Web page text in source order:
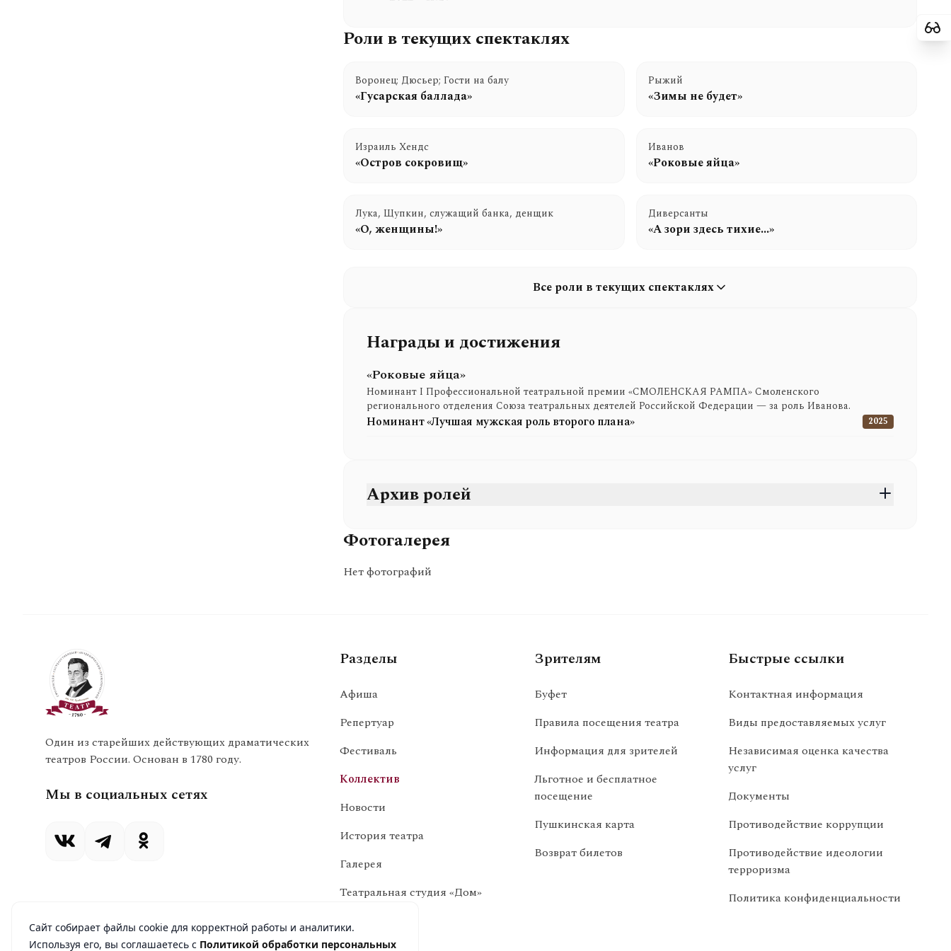
Роли в текущих спектаклях
Воронец; Дюсьер; Гости на балу
«Гусарская баллада»
Рыжий
«Зимы не будет»
Израиль Хендс
«Остров сокровищ»
Иванов
«Роковые яйца»
Лука, Щупкин, служащий банка, денщик
«О, женщины!»
Диверсанты
«А зори здесь тихие...»
Все роли в текущих спектаклях
Награды и достижения
«Роковые яйца»
Номинант I Профессиональной театральной премии «СМОЛЕНСКАЯ РАМПА» Смоленского
регионального отделения Союза театральных деятелей Российской Федерации — за роль Иванова.
Номинант «Лучшая мужская роль второго плана» 2025
Архив ролей
Фотогалерея
Нет фотографий
Один из старейших действующих драматических
театров России. Основан в 1780 году.
Мы в социальных сетях
Разделы
Афиша
Репертуар
Фестиваль
Коллектив
Новости
История театра
Галерея
Театральная студия «Дом»
Зрителям
Буфет
Правила посещения театра
Информация для зрителей
Льготное и бесплатное
посещение
Пушкинская карта
Возврат билетов
Быстрые ссылки
Контактная информация
Виды предоставляемых услуг
Независимая оценка качества
услуг
Документы
Противодействие коррупции
Противодействие идеологии
терроризма
Политика конфиденциальности
Сайт собирает файлы cookie для корректной работы и аналитики.
Используя его, вы соглашаетесь с Политикой обработки персональных